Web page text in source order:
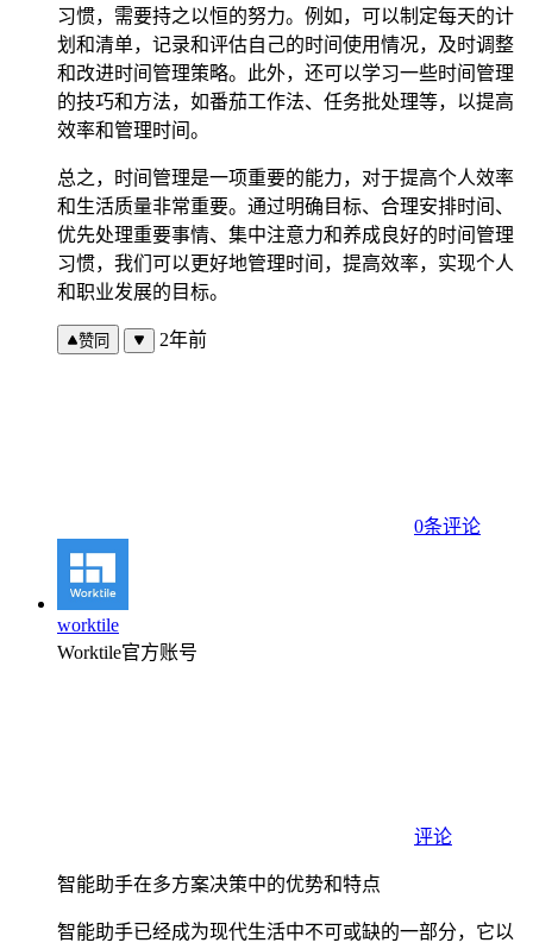
习惯，需要持之以恒的努力。例如，可以制定每天的计
划和清单，记录和评估自己的时间使用情况，及时调整
和改进时间管理策略。此外，还可以学习一些时间管理
的技巧和方法，如番茄工作法、任务批处理等，以提高
效率和管理时间。
总之，时间管理是一项重要的能力，对于提高个人效率
和生活质量非常重要。通过明确目标、合理安排时间、
优先处理重要事情、集中注意力和养成良好的时间管理
习惯，我们可以更好地管理时间，提高效率，实现个人
和职业发展的目标。
赞同 2年前
0条评论
worktile
Worktile官方账号
评论
智能助手在多方案决策中的优势和特点
智能助手已经成为现代生活中不可或缺的一部分，它以